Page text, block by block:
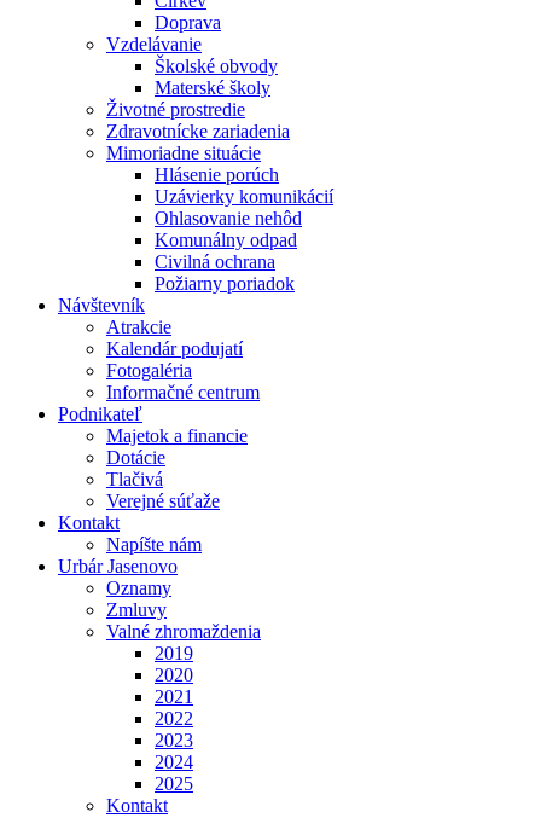
Doprava
Vzdelávanie
Školské obvody
Materské školy
Životné prostredie
Zdravotnícke zariadenia
Mimoriadne situácie
Hlásenie porúch
Uzávierky komunikácií
Ohlasovanie nehôd
Komunálny odpad
Civilná ochrana
Požiarny poriadok
Návštevník
Atrakcie
Kalendár podujatí
Fotogaléria
Informačné centrum
Podnikateľ
Majetok a financie
Dotácie
Tlačivá
Verejné súťaže
Kontakt
Napíšte nám
Urbár Jasenovo
Oznamy
Zmluvy
Valné zhromaždenia
2019
2020
2021
2022
2023
2024
2025
Kontakt